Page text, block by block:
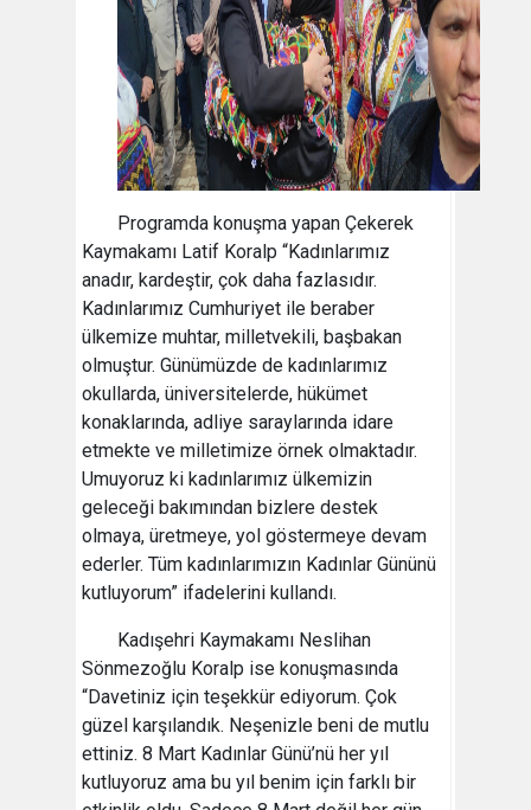
Programda konuşma yapan Çekerek
Kaymakamı Latif Koralp “Kadınlarımız
anadır, kardeştir, çok daha fazlasıdır.
Kadınlarımız Cumhuriyet ile beraber
ülkemize muhtar, milletvekili, başbakan
olmuştur. Günümüzde de kadınlarımız
okullarda, üniversitelerde, hükümet
konaklarında, adliye saraylarında idare
etmekte ve milletimize örnek olmaktadır.
Umuyoruz ki kadınlarımız ülkemizin
geleceği bakımından bizlere destek
olmaya, üretmeye, yol göstermeye devam
ederler. Tüm kadınlarımızın Kadınlar Gününü
kutluyorum” ifadelerini kullandı.
Kadışehri Kaymakamı Neslihan
Sönmezoğlu Koralp ise konuşmasında
“Davetiniz için teşekkür ediyorum. Çok
güzel karşılandık. Neşenizle beni de mutlu
ettiniz. 8 Mart Kadınlar Günü’nü her yıl
kutluyoruz ama bu yıl benim için farklı bir